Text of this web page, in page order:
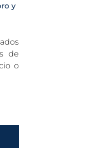
y
de
o